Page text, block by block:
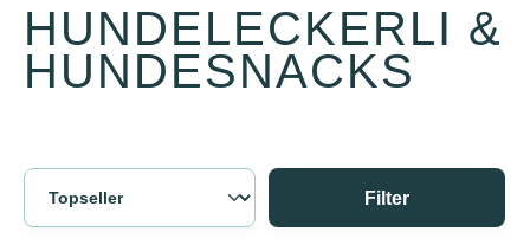
HUNDELECKERLI &
HUNDESNACKS
Filter